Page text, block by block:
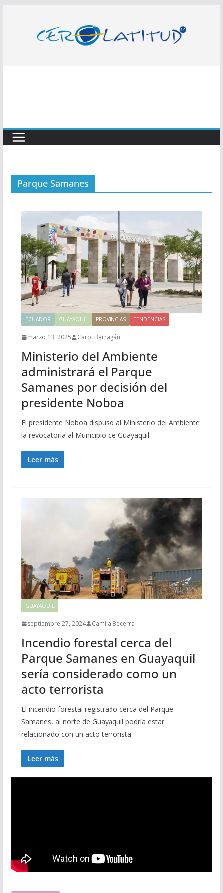
contenido
Parque Samanes
ECUADOR GUAYAQUIL PROVINCIAS TENDENCIAS
marzo 13, 2025 Carol Barragán
Ministerio del Ambiente
administrará el Parque
Samanes por decisión del
presidente Noboa
El presidente Noboa dispuso al Ministerio del Ambiente
la revocatoria al Municipio de Guayaquil
Leer más
GUAYAQUIL
septiembre 27, 2024 Camila Becerra
Incendio forestal cerca del
Parque Samanes en Guayaquil
sería considerado como un
acto terrorista
El incendio forestal registrado cerca del Parque
Samanes, al norte de Guayaquil podría estar
relacionado con un acto terrorista.
Leer más